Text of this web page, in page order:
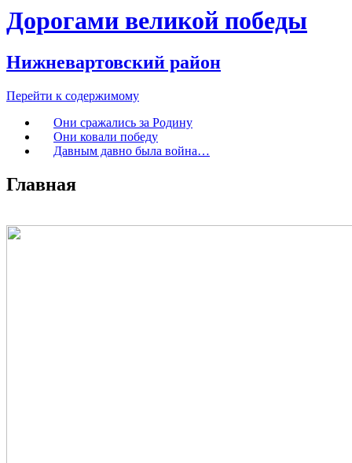
Дорогами великой победы
Нижневартовский район
Перейти к содержимому
Они сражались за Родину
Они ковали победу
Давным давно была война…
Главная